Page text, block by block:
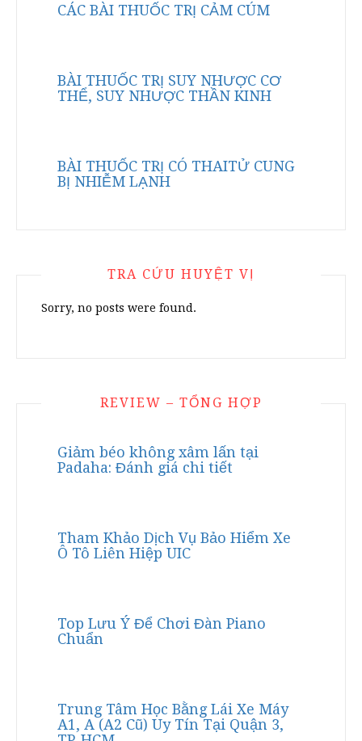
CÁC BÀI THUỐC TRỊ CẢM CÚM
BÀI THUỐC TRỊ SUY NHƯỢC CƠ
THỂ, SUY NHƯỢC THẦN KINH
BÀI THUỐC TRỊ CÓ THAITỬ CUNG
BỊ NHIỄM LẠNH
TRA CỨU HUYỆT VỊ
Sorry, no posts were found.
REVIEW – TỔNG HỢP
Giảm béo không xâm lấn tại
Padaha: Đánh giá chi tiết
Tham Khảo Dịch Vụ Bảo Hiểm Xe
Ô Tô Liên Hiệp UIC
Top Lưu Ý Để Chơi Đàn Piano
Chuẩn
Trung Tâm Học Bằng Lái Xe Máy
A1, A (A2 Cũ) Uy Tín Tại Quận 3,